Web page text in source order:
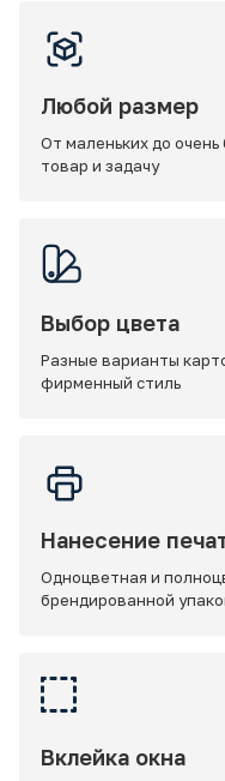
Любой размер
От маленьких до
товар и задачу
Выбор цвета
Разные варианты
фирменный стиль
Нанесение
Одноцветная и
брендированной
Вклейка окна